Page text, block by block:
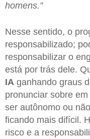
homens.”
Nesse sentido, o
responsabilizado;
responsabilizar o
está por trás dele.
IA ganhando graus
pronunciar sobre
ser autônomo ou
ficando mais difícil.
risco e a